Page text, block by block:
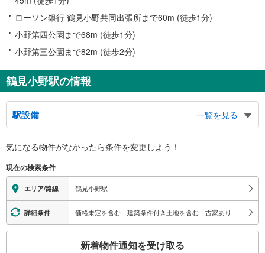
ローソン銀行 鶴見小野共同出張所まで60m (徒歩1分)
小野第四公園まで68m (徒歩1分)
小野第三公園まで82m (徒歩2分)
鶴見小野駅の情報
駅設備
一覧を見る
※段差なしでの移動経路
地上⇔改札⇔ホーム：○
（※各改札⇔反対側のホームへの改札内移動：×）
トイレ
《多機能トイレ》
・改札内
スロープ
気になる物件がなかったら条件を変更しよう！
現在の検索条件
エリア/路線 鶴見小野駅
詳細条件 価格未定を含む｜建築条件付き土地を含む｜古家あり
新着物件通知を受け取る